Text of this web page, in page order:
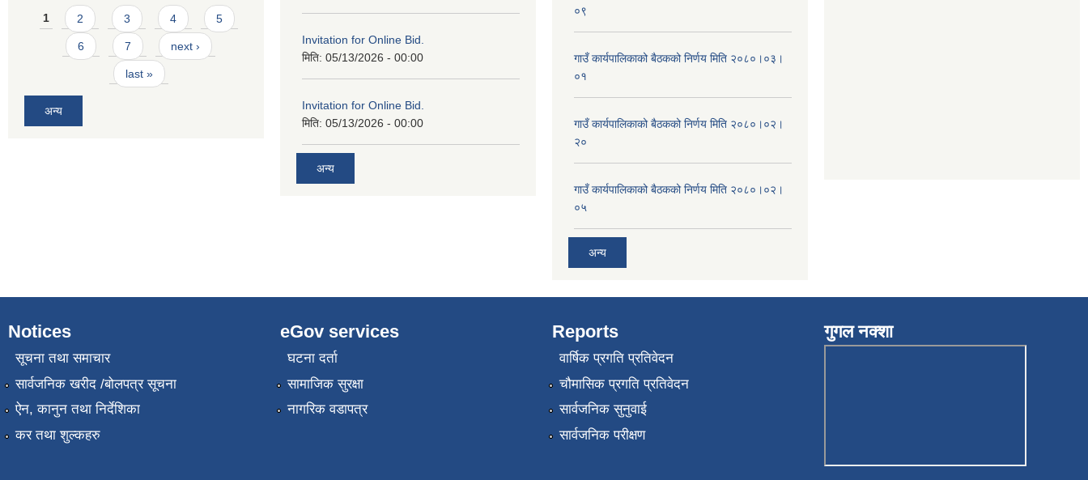
Pages
1 2 3 4 5
6 7 next ›
last »
अन्य
Invitation for Online Bid.
मिति: 05/13/2026 - 00:00
Invitation for Online Bid.
मिति: 05/13/2026 - 00:00
अन्य
०९
गाउँ कार्यपालिकाको बैठकको निर्णय मिति २०८०।०३।
०१
गाउँ कार्यपालिकाको बैठकको निर्णय मिति २०८०।०२।
२०
गाउँ कार्यपालिकाको बैठकको निर्णय मिति २०८०।०२।
०५
अन्य
Notices
सूचना तथा समाचार
सार्वजनिक खरीद /बोलपत्र सूचना
ऐन, कानुन तथा निर्देशिका
कर तथा शुल्कहरु
eGov services
घटना दर्ता
सामाजिक सुरक्षा
नागरिक वडापत्र
Reports
वार्षिक प्रगति प्रतिवेदन
चौमासिक प्रगति प्रतिवेदन
सार्वजनिक सुनुवाई
सार्वजनिक परीक्षण
गुगल नक्शा